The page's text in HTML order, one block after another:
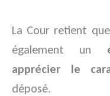
La Cour retient
également un
apprécier le
déposé.